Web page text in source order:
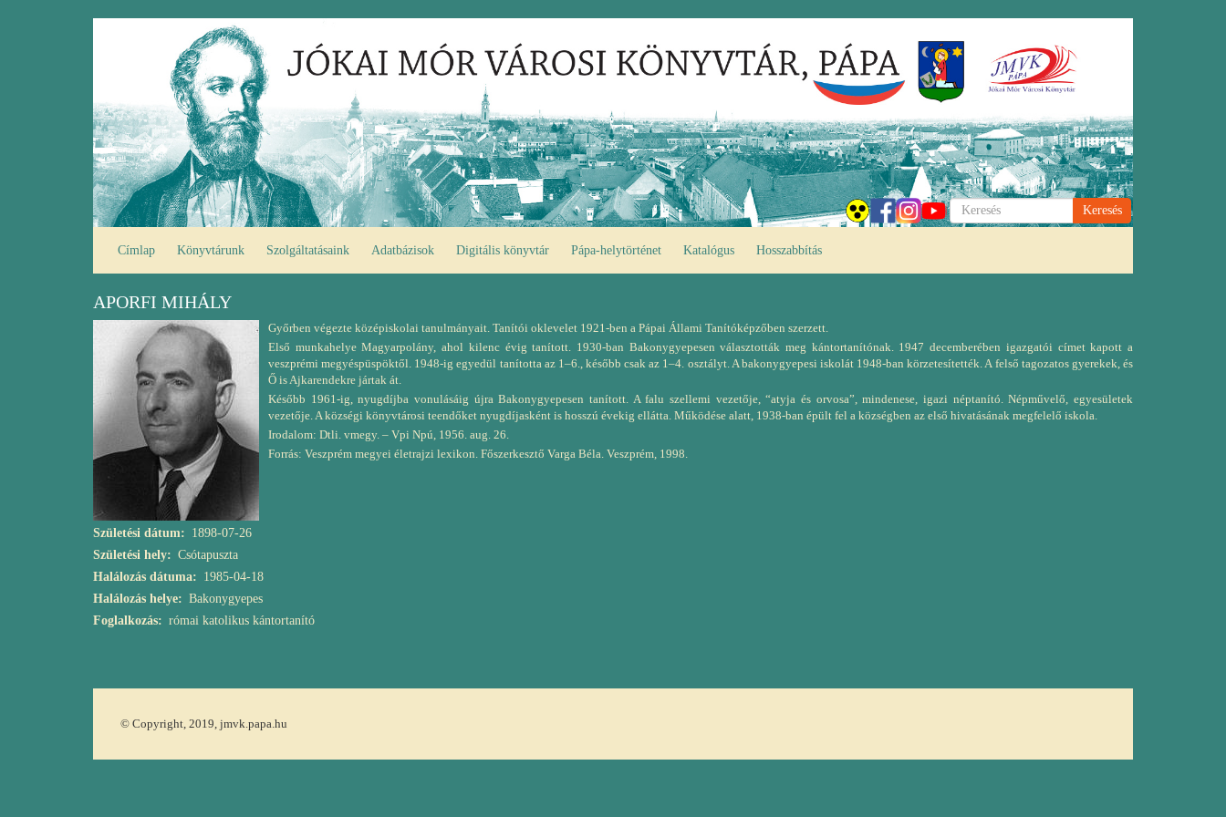
Keresés
Címlap Könyvtárunk Szolgáltatásaink Adatbázisok Digitális könyvtár Pápa-helytörténet Katalógus Hosszabbítás
APORFI MIHÁLY
Győrben végezte középiskolai tanulmányait. Tanítói oklevelet 1921-ben a Pápai Állami Tanítóképzőben szerzett.
Első munkahelye Magyarpolány, ahol kilenc évig tanított. 1930-ban Bakonygyepesen választották meg kántortanítónak. 1947 decemberében igazgatói címet kapott a
veszprémi megyéspüspöktől. 1948-ig egyedül tanította az 1–6., később csak az 1–4. osztályt. A bakonygyepesi iskolát 1948-ban körzetesítették. A felső tagozatos gyerekek, és
Ő is Ajkarendekre jártak át.
Később 1961-ig, nyugdíjba vonulásáig újra Bakonygyepesen tanított. A falu szellemi vezetője, “atyja és orvosa”, mindenese, igazi néptanító. Népművelő, egyesületek
vezetője. A községi könyvtárosi teendőket nyugdíjasként is hosszú évekig ellátta. Működése alatt, 1938-ban épült fel a községben az első hivatásának megfelelő iskola.
Irodalom: Dtli. vmegy. – Vpi Npú, 1956. aug. 26.
Forrás: Veszprém megyei életrajzi lexikon. Főszerkesztő Varga Béla. Veszprém, 1998.
Születési dátum
1898-07-26
Születési hely
Csótapuszta
Halálozás dátuma
1985-04-18
Halálozás helye
Bakonygyepes
Foglalkozás
római katolikus kántortanító
© Copyright, 2019, jmvk.papa.hu